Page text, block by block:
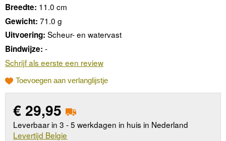
Breedte: 11.0 cm
Gewicht: 71.0 g
Uitvoering: Scheur- en watervast
Bindwijze: -
Schrijf als eerste een review
Toevoegen aan verlanglijstje
€ 29,95
Leverbaar in 3 - 5 werkdagen in huis in Nederland
Levertijd Belgie